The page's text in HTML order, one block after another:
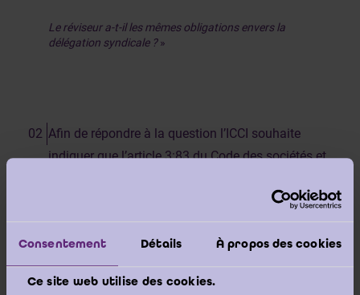
Consentement Détails À propos des cookies
Ce site web utilise des cookies.
Le réviseur a-t-il les mêmes obligations envers la
délégation syndicale ?»
Afin de répondre à la question l’ICCI souhaite
indiquer que l’article 3:83 du Code des sociétés et
un conseil d'entreprise doit être
1948 portant organisation de l'économie».